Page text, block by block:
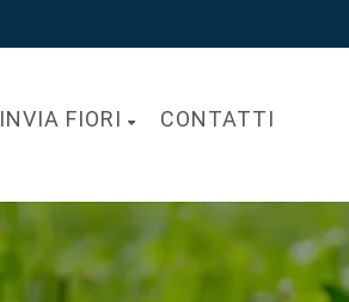
INVIA FIORI CONTATTI